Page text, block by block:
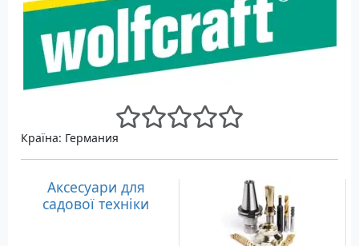
Країна: Германия
Аксесуари для
садової техніки